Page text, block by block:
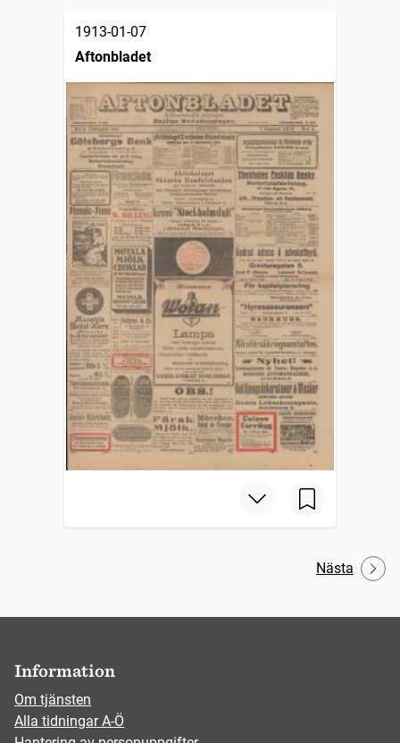
1913-01-07
Aftonbladet
Nästa
Information
Om tjänsten
Alla tidningar A-Ö